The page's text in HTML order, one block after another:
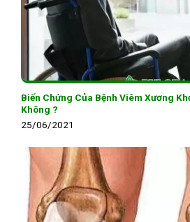
Biến Chứng Của Bệnh Viêm Xương
Không ?
25/06/2021